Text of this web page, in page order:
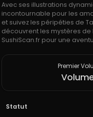
Avec ses illustrations
incontournable pour les
et suivez les péripéties de
découvrent les mystères de
SushiScan.fr pour une
Premier
Statut